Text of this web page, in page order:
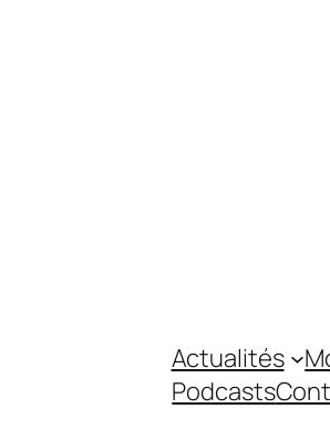
Actualités
Podcasts